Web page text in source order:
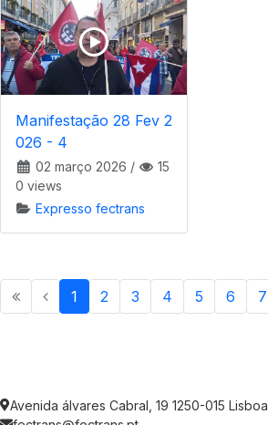
Manifestação 28 Fev 2
026 - 4
02 março 2026 /
15
0 views
Expresso fectrans
1 2 3 4 5 6 7
Avenida álvares Cabral, 19 1250-015 Lisboa